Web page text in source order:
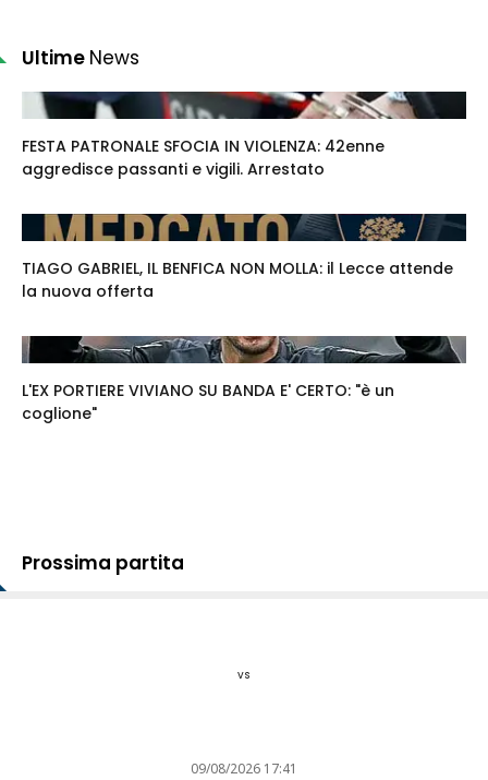
Ultime News
FESTA PATRONALE SFOCIA IN VIOLENZA: 42enne
aggredisce passanti e vigili. Arrestato
TIAGO GABRIEL, IL BENFICA NON MOLLA: il Lecce attende
la nuova offerta
L'EX PORTIERE VIVIANO SU BANDA E' CERTO: "è un
coglione"
Prossima partita
vs
09/08/2026 17:41